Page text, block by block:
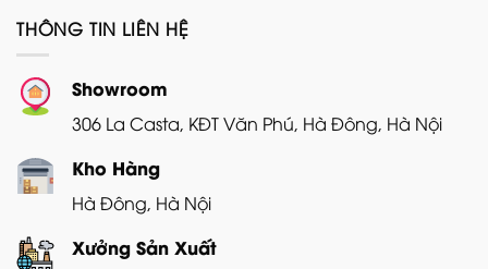
THÔNG TIN LIÊN HỆ
Showroom
306 La Casta, KĐT Văn Phú, Hà Đông, Hà Nội
Kho Hàng
Hà Đông, Hà Nội
Xưởng Sản Xuất